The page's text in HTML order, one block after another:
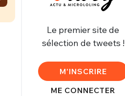
Le premier site de
sélection de tweets !
M'INSCRIRE
ME CONNECTER
FERMER